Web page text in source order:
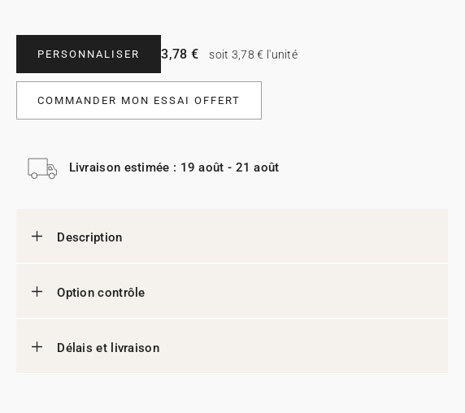
PERSONNALISER 3,78 € soit 3,78 € l'unité
COMMANDER MON ESSAI OFFERT
Livraison estimée : 19 août - 21 août
Description
Option contrôle
Délais et livraison